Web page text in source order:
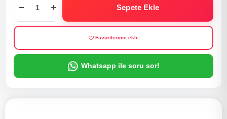
Sepete Ekle
Favorilerime ekle
Whatsapp ile soru sor!